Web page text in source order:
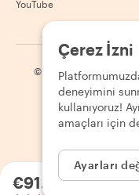
€91.91kişi başı
YouTube
© 2026 Withlocals.com
Çerez İzni
deneyimini
kullanıyoruz!
amaçları için
Ayarları